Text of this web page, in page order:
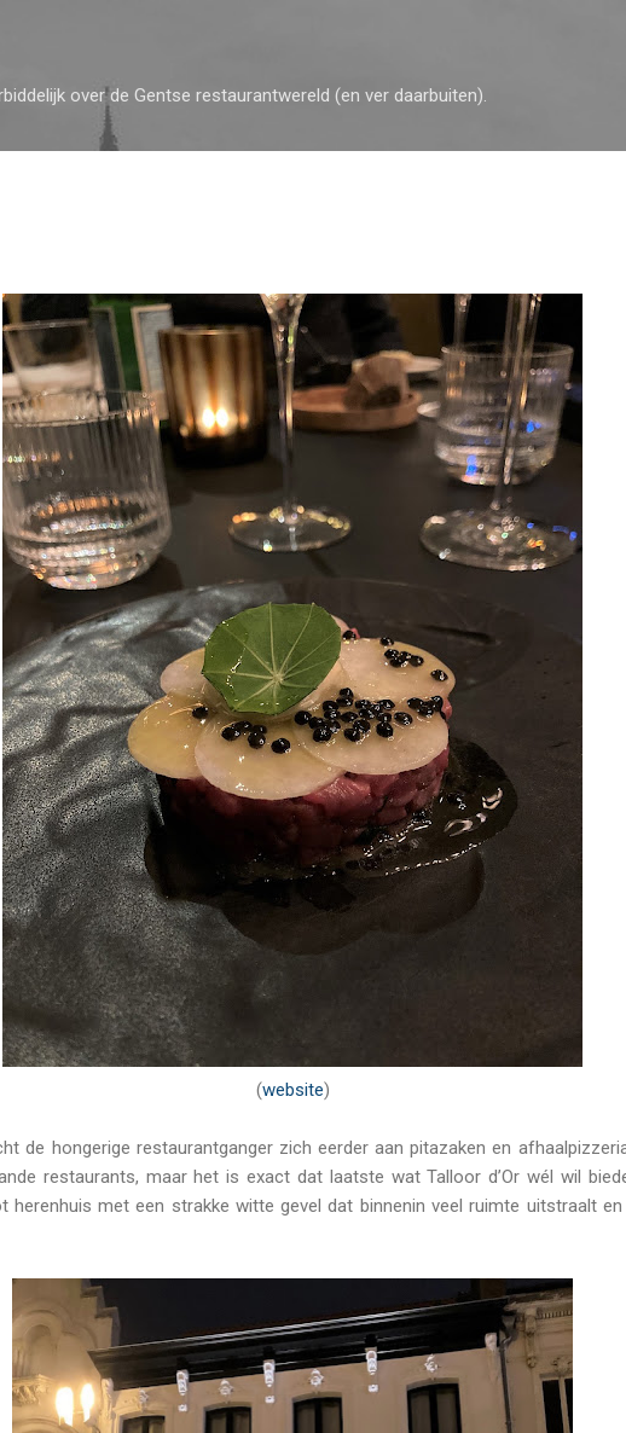
over de Gentse restaurantwereld (en ver daarbuiten).
(website)
de hongerige restaurantganger zich eerder aan pitazaken en
restaurants, maar het is exact dat laatste wat Talloor d’Or wél wil
herenhuis met een strakke witte gevel dat binnenin veel ruimte uitstraalt